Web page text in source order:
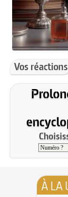
Vos réactions
À LA